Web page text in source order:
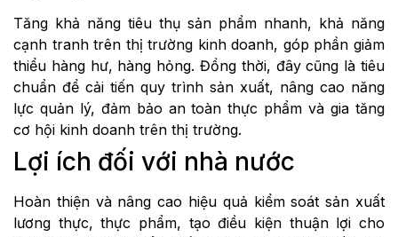
Tăng khả năng tiêu thụ sản phẩm nhanh, khả năng
cạnh tranh trên thị trường kinh doanh, góp phần giảm
thiểu hàng hư, hàng hỏng. Đồng thời, đây cũng là tiêu
chuẩn để cải tiến quy trình sản xuất, nâng cao năng
lực quản lý, đảm bảo an toàn thực phẩm và gia tăng
cơ hội kinh doanh trên thị trường.
Lợi ích đối với nhà nước
Hoàn thiện và nâng cao hiệu quả kiểm soát sản xuất
lương thực, thực phẩm, tạo điều kiện thuận lợi cho